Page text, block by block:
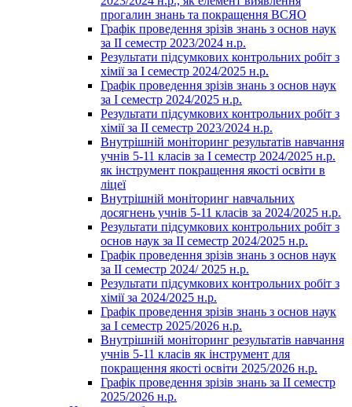
прогалин знань та покращення ВСЯО
Графік проведення зрізів знань з основ наук
за ІІ семестр 2023/2024 н.р.
Результати підсумкових контрольних робіт з
хімії за І семестр 2024/2025 н.р.
Графік проведення зрізів знань з основ наук
за І семестр 2024/2025 н.р.
Результати підсумкових контрольних робіт з
хімії за ІІ семестр 2023/2024 н.р.
Внутрішній моніторинг результатів навчання
учнів 5-11 класів за І семестр 2024/2025 н.р.
як інструмент покращення якості освіти в
ліцеї
Внутрішній моніторинг навчальних
досягнень учнів 5-11 класів за 2024/2025 н.р.
Результати підсумкових контрольних робіт з
основ наук за ІІ семестр 2024/2025 н.р.
Графік проведення зрізів знань з основ наук
за ІІ семестр 2024/ 2025 н.р.
Результати підсумкових контрольних робіт з
хімії за 2024/2025 н.р.
Графік проведення зрізів знань з основ наук
за І семестр 2025/2026 н.р.
Внутрішній моніторинг результатів навчання
учнів 5-11 класів як інструмент для
покращення якості освіти 2025/2026 н.р.
Графік проведення зрізів знань за ІІ семестр
2025/2026 н.р.